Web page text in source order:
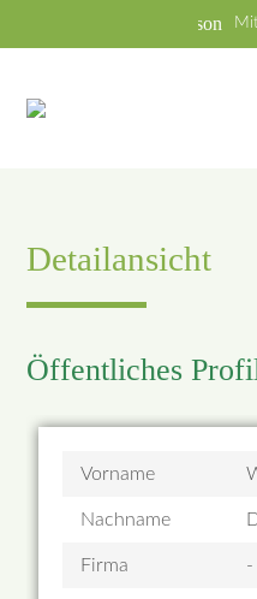
person
Detailansicht
Öffentliches
Vorname
Nachname
Firma -